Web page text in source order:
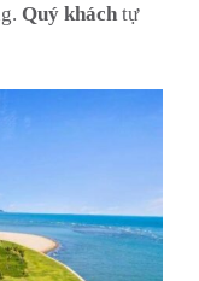
Quý khách tự